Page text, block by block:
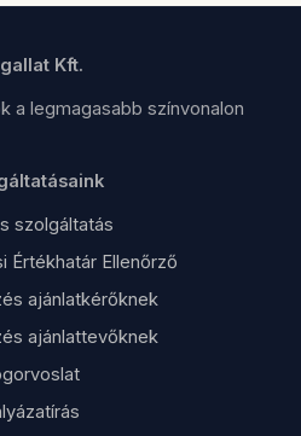
Kft.
a legmagasabb színvonalon
szolgáltatás
Értékhatár Ellenőrző
ajánlatkérőknek
ajánlattevőknek